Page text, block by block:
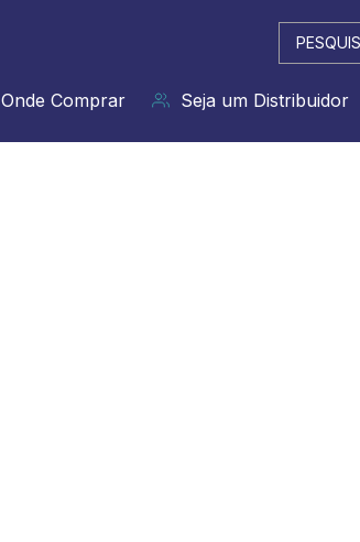
Pesquisar
...
Onde Comprar Seja um Distribuidor